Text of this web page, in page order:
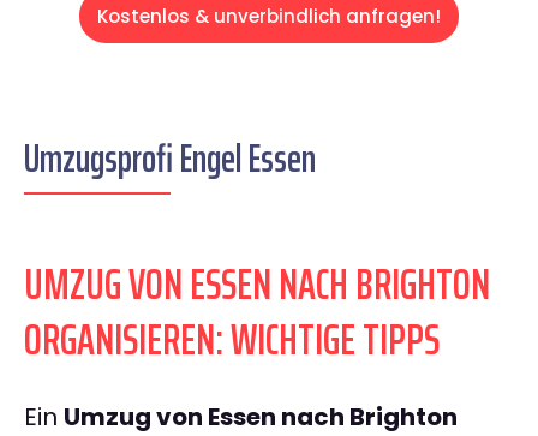
Kostenlos & unverbindlich anfragen!
Umzugsprofi Engel Essen
UMZUG VON ESSEN NACH BRIGHTON
ORGANISIEREN: WICHTIGE TIPPS
Ein Umzug von Essen nach Brighton